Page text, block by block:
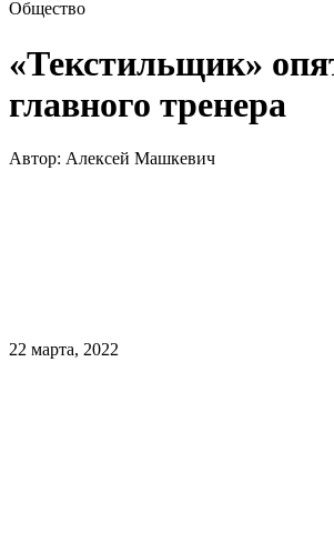
Общество
«Текстильщик»
главного тренера
Автор: Алексей Машкевич
22 марта, 2022